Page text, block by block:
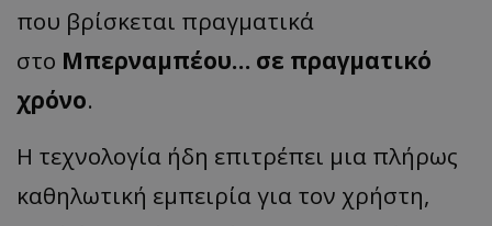
που βρίσκεται πραγματικά
στο Μπερναμπέου… σε πραγματικό
χρόνο.
Η τεχνολογία ήδη επιτρέπει μια πλήρως
καθηλωτική εμπειρία για τον χρήστη,